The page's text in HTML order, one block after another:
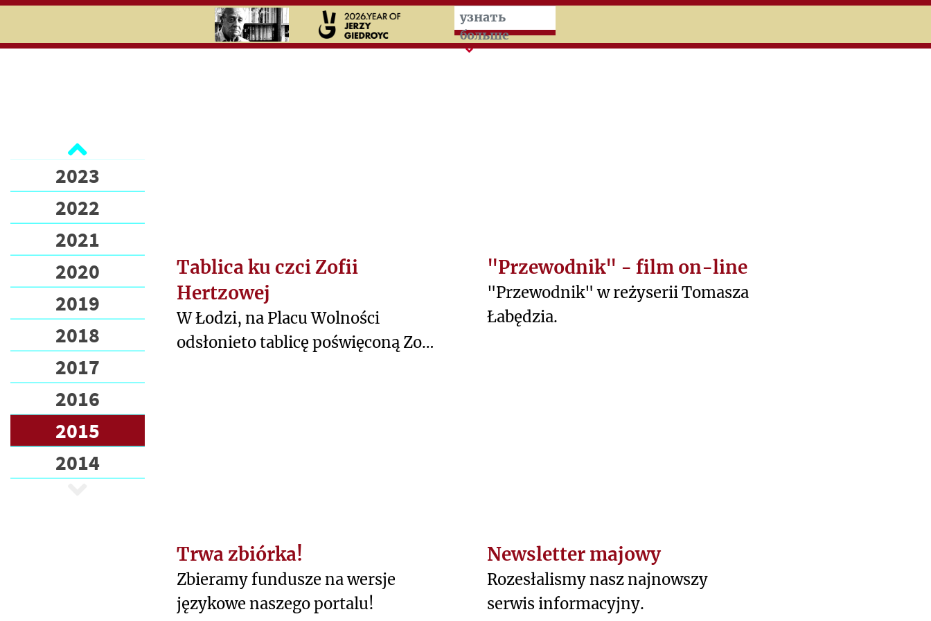
Przeskocz do treści zasadniczej
узнать
больше
Обучение
Информационный
бюллетень
Поддержали
„Культуру”
Пожертвовать на
"Культуру"
2024
2023
2022
2021
2020
2019
2018
2017
2016
2015
2014
Tablica ku czci Zofii
Hertzowej
W Łodzi, na Placu Wolności
odsłonieto tablicę poświęconą Zofii
"Przewodnik" - film on-line
"Przewodnik" w reżyserii Tomasza
Łabędzia.
Trwa zbiórka!
Zbieramy fundusze na wersje
językowe naszego portalu!
Newsletter majowy
Rozesłalismy nasz najnowszy
serwis informacyjny.